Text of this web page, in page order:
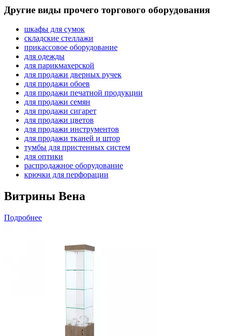
Другие виды прочего торгового оборудования
шкафы для сумок
складские стеллажи
прикассовое оборудование
для одежды
для парикмахерской
для продажи дверных ручек
для продажи обоев
для продажи печатной продукции
для продажи семян
для продажи сигарет
для продажи цветов
для продажи инструментов
для продажи тканей и штор
тумбы для пристенных систем
для оптики
распродажное оборудование
крючки для перфорации
Витрины Вена
Подробнее